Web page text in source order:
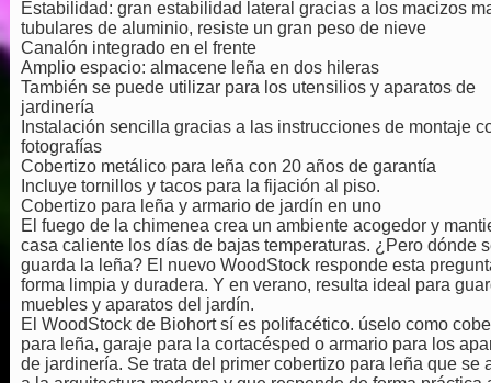
Estabilidad: gran estabilidad lateral gracias a los macizos
tubulares de aluminio, resiste un gran peso de nieve
Canalón integrado en el frente
Amplio espacio: almacene leña en dos hileras
También se puede utilizar para los utensilios y aparatos de
jardinería
Instalación sencilla gracias a las instrucciones de montaje
fotografías
Cobertizo metálico para leña con 20 años de garantía
Incluye tornillos y tacos para la fijación al piso.
Cobertizo para leña y armario de jardín en uno
El fuego de la chimenea crea un ambiente acogedor y
casa caliente los días de bajas temperaturas. ¿Pero dónde
guarda la leña? El nuevo WoodStock responde esta
forma limpia y duradera. Y en verano, resulta ideal para
muebles y aparatos del jardín.
El WoodStock de Biohort sí es polifacético. úselo como
para leña, garaje para la cortacésped o armario para los
de jardinería. Se trata del primer cobertizo para leña que se